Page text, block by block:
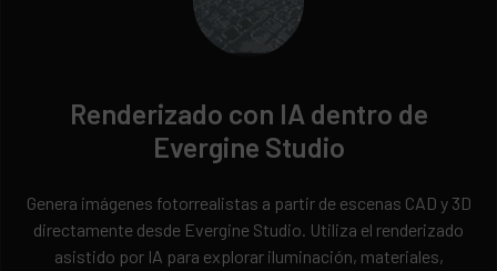
Renderizado con IA dentro de
Evergine Studio
Genera imágenes fotorrealistas a partir de escenas CAD y 3D
directamente desde Evergine Studio. Utiliza el renderizado
asistido por IA para explorar iluminación, materiales,